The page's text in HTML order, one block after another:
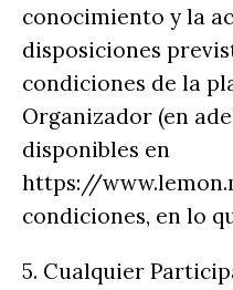
conocimiento y la
disposiciones
condiciones de la
Organizador (en
disponibles en
https://
condiciones, en lo
5. Cualquier